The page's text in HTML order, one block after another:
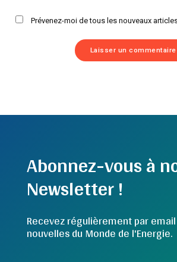
Prévenez-moi de tous les nouveaux articles
Abonnez-vous à
Newsletter !
Recevez régulièrement par
nouvelles du Monde de l'Energie.